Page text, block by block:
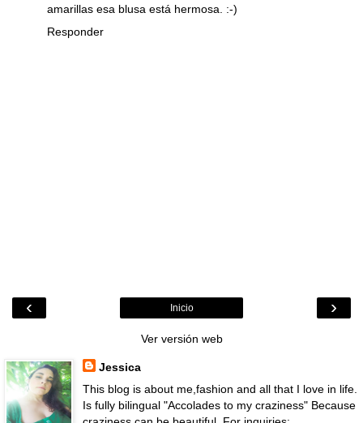
amarillas esa blusa está hermosa. :-)
Responder
‹ ›
Inicio
Ver versión web
Jessica
This blog is about me,fashion and all that I love in life.
Is fully bilingual "Accolades to my craziness" Because